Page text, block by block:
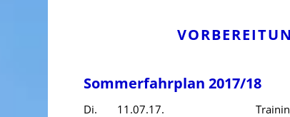
Sommerfahrplan 2017/18
Di. 11.07.17.